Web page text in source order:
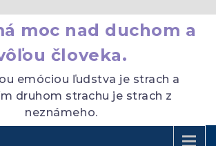
moc nad duchom a
človeka.
emóciou ľudstva je strach a
druhom strachu je strach z
neznámeho.